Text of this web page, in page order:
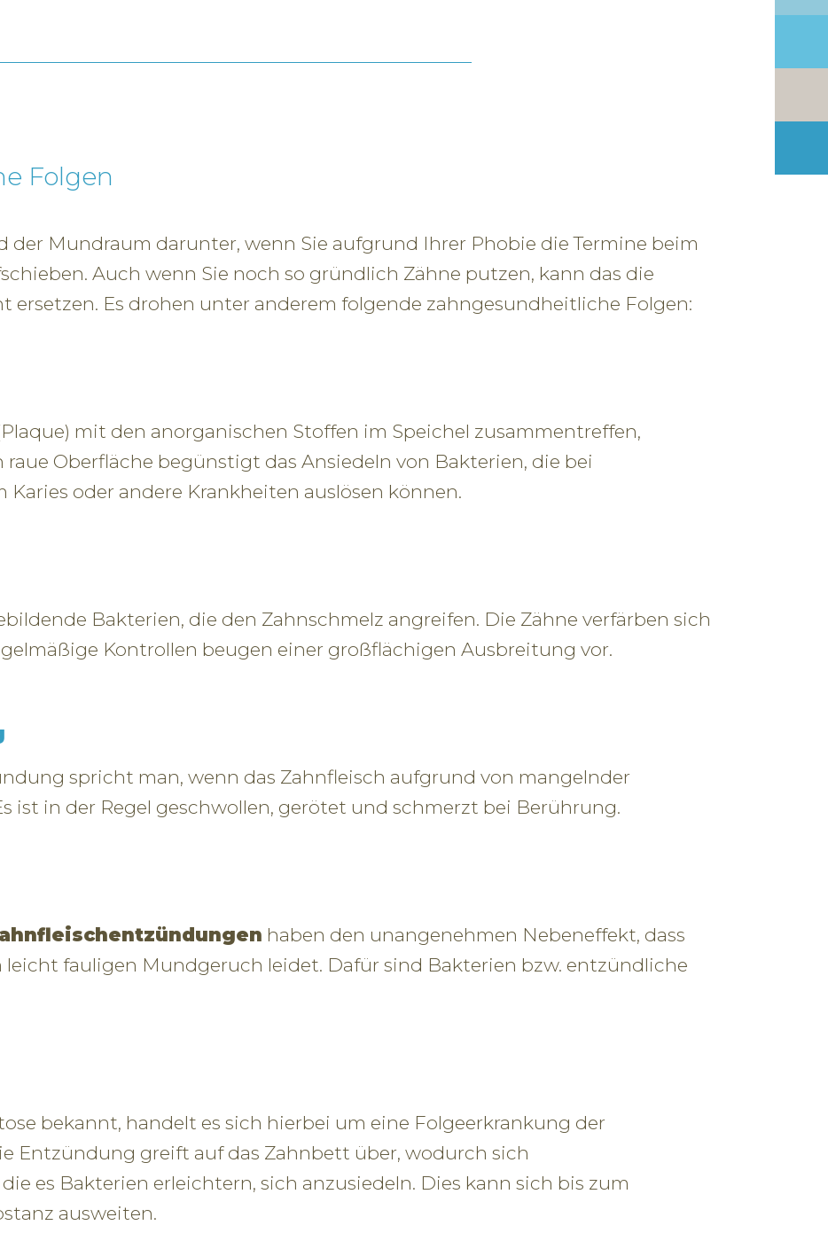
Folgen
der Mundraum darunter, wenn Sie aufgrund Ihrer Phobie die Termine beim
Auch wenn Sie noch so gründlich Zähne putzen, kann das die
ersetzen. Es drohen unter anderem folgende zahngesundheitliche Folgen:
mit den anorganischen Stoffen im Speichel zusammentreffen,
Oberfläche begünstigt das Ansiedeln von Bakterien, die bei
oder andere Krankheiten auslösen können.
Bakterien, die den Zahnschmelz angreifen. Die Zähne verfärben sich
Kontrollen beugen einer großflächigen Ausbreitung vor.
spricht man, wenn das Zahnfleisch aufgrund von mangelnder
ist in der Regel geschwollen, gerötet und schmerzt bei Berührung.
haben den unangenehmen Nebeneffekt, dass
fauligen Mundgeruch leidet. Dafür sind Bakterien bzw. entzündliche
bekannt, handelt es sich hierbei um eine Folgeerkrankung der
Entzündung greift auf das Zahnbett über, wodurch sich
es Bakterien erleichtern, sich anzusiedeln. Dies kann sich bis zum
ausweiten.